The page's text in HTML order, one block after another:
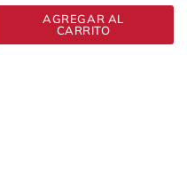
AGREGAR AL
CARRITO